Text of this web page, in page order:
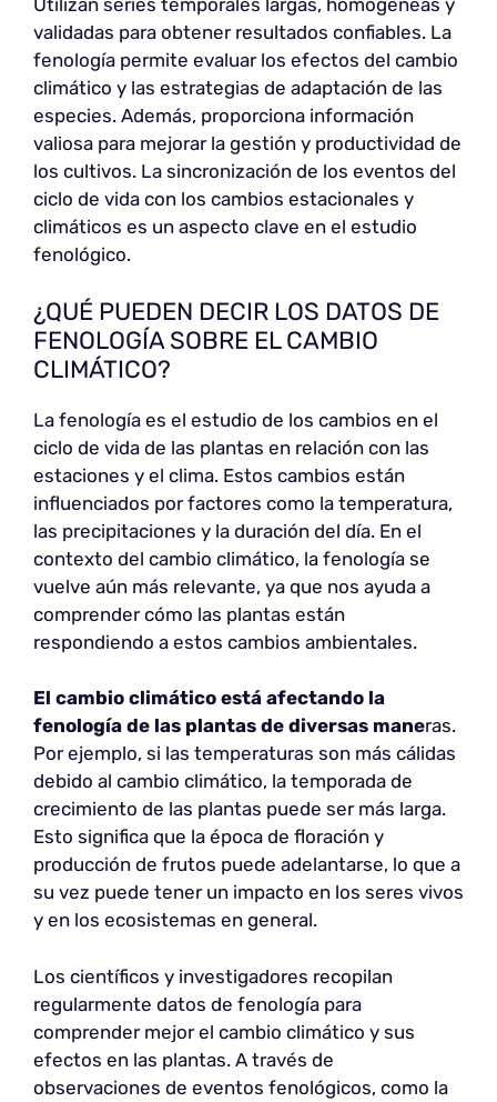
Utilizan series temporales largas, homogéneas y
validadas para obtener resultados confiables. La
fenología permite evaluar los efectos del cambio
climático y las estrategias de adaptación de las
especies. Además, proporciona información
valiosa para mejorar la gestión y productividad de
los cultivos. La sincronización de los eventos del
ciclo de vida con los cambios estacionales y
climáticos es un aspecto clave en el estudio
fenológico.
¿QUÉ PUEDEN DECIR LOS DATOS DE
FENOLOGÍA SOBRE EL CAMBIO
CLIMÁTICO?
La fenología es el estudio de los cambios en el
ciclo de vida de las plantas en relación con las
estaciones y el clima. Estos cambios están
influenciados por factores como la temperatura,
las precipitaciones y la duración del día. En el
contexto del cambio climático, la fenología se
vuelve aún más relevante, ya que nos ayuda a
comprender cómo las plantas están
respondiendo a estos cambios ambientales.
El cambio climático está afectando la
fenología de las plantas de diversas maneras.
Por ejemplo, si las temperaturas son más cálidas
debido al cambio climático, la temporada de
crecimiento de las plantas puede ser más larga.
Esto significa que la época de floración y
producción de frutos puede adelantarse, lo que a
su vez puede tener un impacto en los seres vivos
y en los ecosistemas en general.
Los científicos y investigadores recopilan
regularmente datos de fenología para
comprender mejor el cambio climático y sus
efectos en las plantas. A través de
observaciones de eventos fenológicos, como la